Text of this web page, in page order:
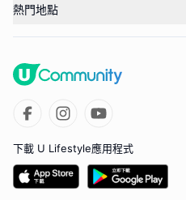
熱門地點
下載 U Lifestyle應用程式